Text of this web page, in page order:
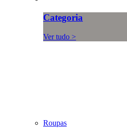
Categoria
Ver tudo >
Roupas